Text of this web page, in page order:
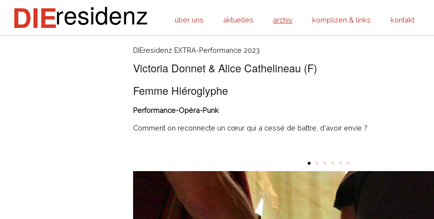
DIEresidenz über uns aktuelles archiv komplizen & links kontakt
DIEresidenz EXTRA-Performance 2023
Victoria Donnet & Alice Cathelineau (F)
Femme Hiéroglyphe
Performance-Opéra-Punk
Comment on reconnecte un cœur qui a cessé de battre, d'avoir envie ?
• • • • • •